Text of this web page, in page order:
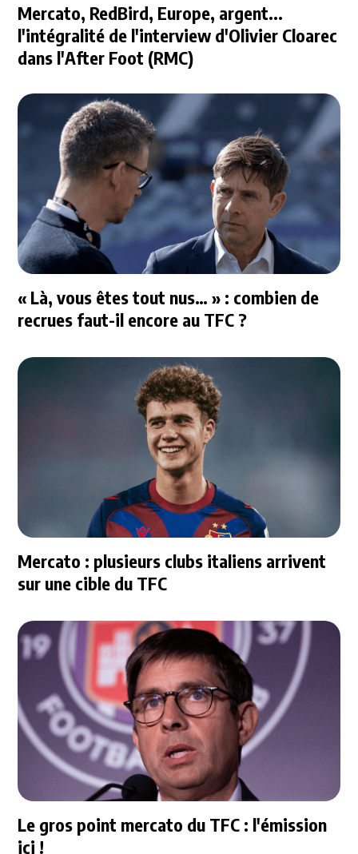
Mercato, RedBird, Europe, argent...
l'intégralité de l'interview d'Olivier Cloarec
dans l'After Foot (RMC)
« Là, vous êtes tout nus… » : combien de
recrues faut-il encore au TFC ?
Mercato : plusieurs clubs italiens arrivent
sur une cible du TFC
Le gros point mercato du TFC : l'émission
ici !